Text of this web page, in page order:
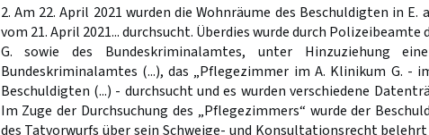
2. Am 22. April 2021 wurden die Wohnräume des Beschuldigten in E.
vom 21. April 2021... durchsucht. Überdies wurde durch
G. sowie des Bundeskriminalamtes, unter Hinzuziehung
Bundeskriminalamtes (...), das „Pflegezimmer im A. Klinikum G. -
Beschuldigten (...) - durchsucht und es wurden verschiedene
Im Zuge der Durchsuchung des „Pflegezimmers“ wurde der
des Tatvorwurfs über sein Schweige- und Konsultationsrecht belehrt